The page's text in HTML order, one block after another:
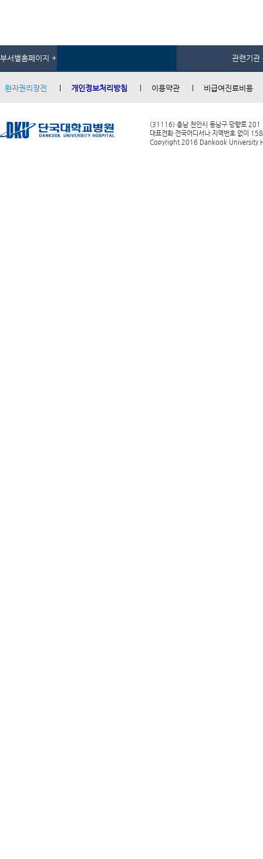
부서별홈페이지 + 관련기관
환자권리장전 개인정보처리방침 이용약관 비급여진료비용
(31116) 충남 천안시 동남구 망향로 201
대표전화 전국어디서나 지역번호 없이
Copyright 2016 Dankook University